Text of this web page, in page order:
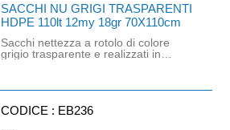
SACCHI NU GRIGI TRASPARENTI
HDPE 110lt 12my 18gr 70X110cm
Sacchi nettezza a rotolo di colore
grigio trasparente e realizzati in
110lt. Grammatura: 18gr.
CODICE : EB236